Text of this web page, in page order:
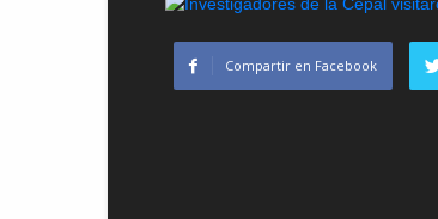
Compartir en Facebook